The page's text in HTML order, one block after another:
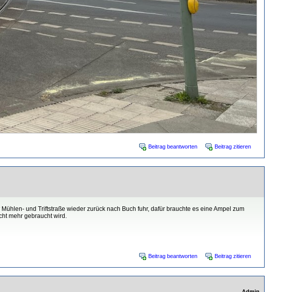
Beitrag beantworten Beitrag zitieren
und Triftstraße wieder zurück nach Buch fuhr, dafür brauchte es eine Ampel zum
mehr gebraucht wird.
Beitrag beantworten Beitrag zitieren